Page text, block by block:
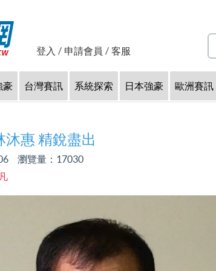
登入 / 申請會員 / 客服
豪 台灣賽訊 系統探索 日本強豪 歐洲賽訊
沐惠 精銳盡出
瀏覽量： 17030